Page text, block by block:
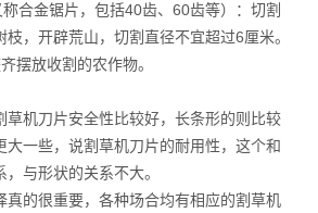
合金锯片，包括40齿、60齿等）：切割
，开辟荒山，切割直径不宜超过6厘米。
摆放收割的农作物。
草机刀片安全性比较好，长条形的则比较
大一些，说割草机刀片的耐用性，这个和
与形状的关系不大。
真的很重要，各种场合均有相应的割草机